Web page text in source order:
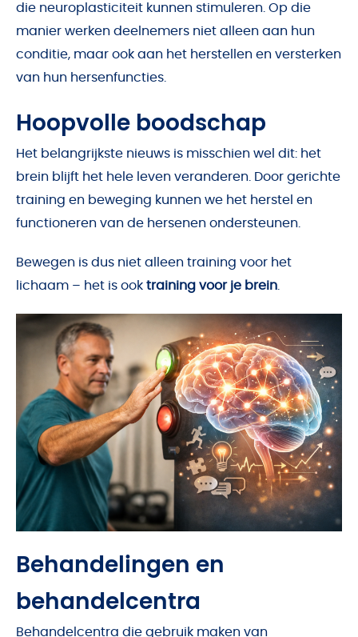
die neuroplasticiteit kunnen stimuleren. Op die
manier werken deelnemers niet alleen aan hun
conditie, maar ook aan het herstellen en versterken
van hun hersenfuncties.
Hoopvolle boodschap
Het belangrijkste nieuws is misschien wel dit: het
brein blijft het hele leven veranderen. Door gerichte
training en beweging kunnen we het herstel en
functioneren van de hersenen ondersteunen.
Bewegen is dus niet alleen training voor het
lichaam – het is ook training voor je brein
Behandelingen en
behandelcentra
Behandelcentra die gebruik maken van